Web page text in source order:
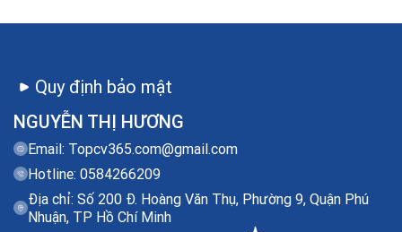
NGUYỄN THỊ HƯƠNG
Email: Topcv365.com@gmail.com
Hotline: 0584266209
Địa chỉ: Số 200 Đ. Hoàng Văn Thụ, Phường 9, Quận Phú
Nhuận, TP Hồ Chí Minh
Quy định bảo mật